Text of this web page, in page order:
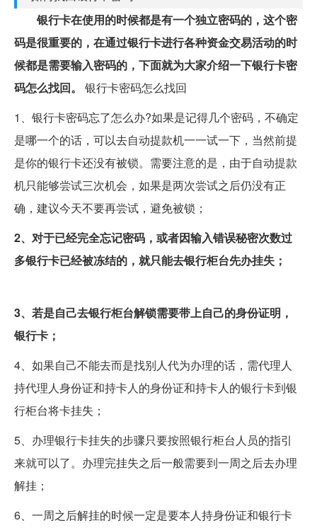
银行卡在使用的时候都是有一个独立密码的，这个密
码是很重要的，在通过银行卡进行各种资金交易活动的时
候都是需要输入密码的，下面就为大家介绍一下银行卡密
码怎么找回。
银行卡密码怎么找回
1、银行卡密码忘了怎么办?如果是记得几个密码，不确定
是哪一个的话，可以去自动提款机一一试一下，当然前提
是你的银行卡还没有被锁。需要注意的是，由于自动提款
机只能够尝试三次机会，如果是两次尝试之后仍没有正
确，建议今天不要再尝试，避免被锁；
2、对于已经完全忘记密码，或者因输入错误秘密次数过
多银行卡已经被冻结的，就只能去银行柜台先办挂失；
3、若是自己去银行柜台解锁需要带上自己的身份证明，
银行卡；
4、如果自己不能去而是找别人代为办理的话，需代理人
持代理人身份证和持卡人的身份证和持卡人的银行卡到银
行柜台将卡挂失；
5、办理银行卡挂失的步骤只要按照银行柜台人员的指引
来就可以了。办理完挂失之后一般需要到一周之后去办理
解挂；
6、一周之后解挂的时候一定是要本人持身份证和银行卡